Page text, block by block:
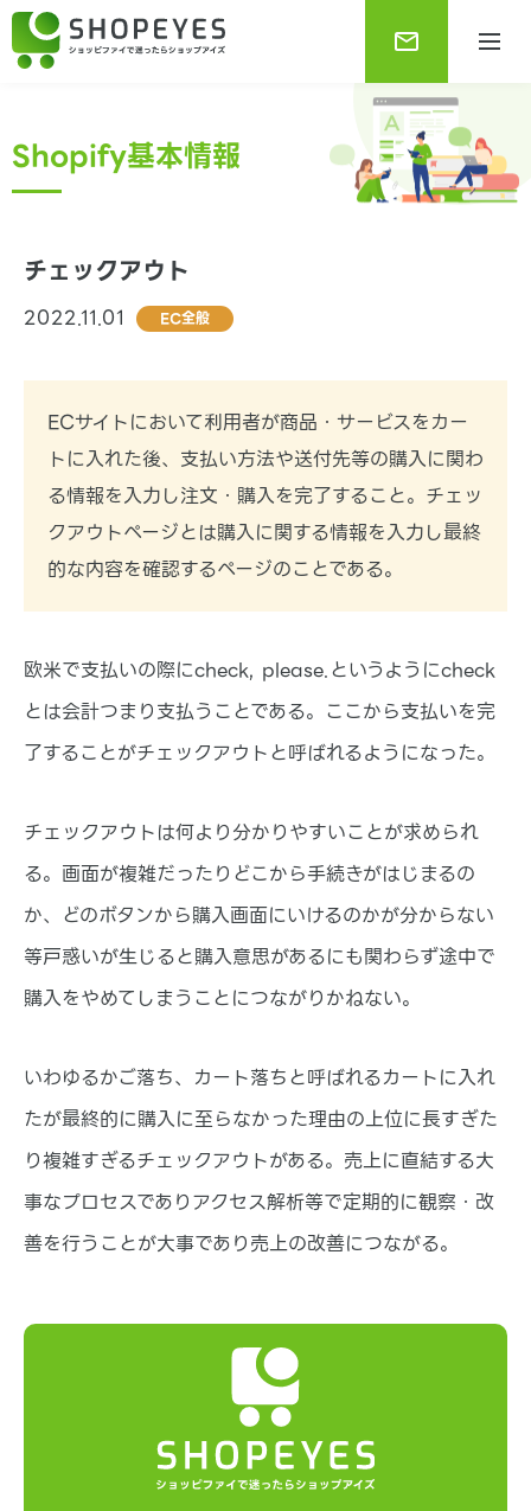
Shopify基本情報
チェックアウト
2022.11.01 EC全般
ECサイトにおいて利用者が商品・サービスをカー
トに入れた後、支払い方法や送付先等の購入に関わ
る情報を入力し注文・購入を完了すること。チェッ
クアウトページとは購入に関する情報を入力し最終
的な内容を確認するページのことである。
欧米で支払いの際にcheck, please.というようにcheck
とは会計つまり支払うことである。ここから支払いを完
了することがチェックアウトと呼ばれるようになった。
チェックアウトは何より分かりやすいことが求められ
る。画面が複雑だったりどこから手続きがはじまるの
か、どのボタンから購入画面にいけるのかが分からない
等戸惑いが生じると購入意思があるにも関わらず途中で
購入をやめてしまうことにつながりかねない。
いわゆるかご落ち、カート落ちと呼ばれるカートに入れ
たが最終的に購入に至らなかった理由の上位に長すぎた
り複雑すぎるチェックアウトがある。売上に直結する大
事なプロセスでありアクセス解析等で定期的に観察・改
善を行うことが大事であり売上の改善につながる。
Shopifyに関する最新で役に立つ情報をお知らせしま
Shopify基本情報
基本的な機能や、アプリ・テーマの紹介など基本的な